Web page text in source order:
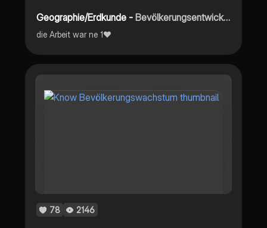
Geographie/Erdkunde -Bevölkerungsentwicklung
die Arbeit war ne 1❤️
78 2146